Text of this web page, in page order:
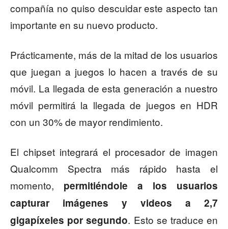
compañía no quiso descuidar este aspecto tan
importante en su nuevo producto.
Prácticamente, más de la mitad de los usuarios
que juegan a juegos lo hacen a través de su
móvil. La llegada de esta generación a nuestro
móvil permitirá la llegada de juegos en HDR
con un 30% de mayor rendimiento.
El chipset integrará el procesador de imagen
Qualcomm Spectra más rápido hasta el
momento, permitiéndole a los usuarios
capturar imágenes y videos a 2,7
gigapíxeles por segundo. Esto se traduce en